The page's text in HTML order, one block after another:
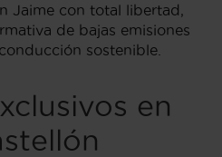
Jaime con total libertad,
de bajas emisiones
sostenible.
en